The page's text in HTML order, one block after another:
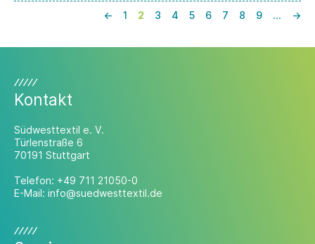
und Elektroindustrie. Danach wurde die
Deckelungsregelung in § 2 Abs. 5 TV BZ
in der 5. Zuschlagsstufe gesenkt.
← 1 2 3 4 5 6 7 8 9 … →
Kontakt
Südwesttextil e. V.
Türlenstraße 6
70191 Stuttgart
Telefon: +49 711 21050-0
E-Mail: info@suedwesttextil.de